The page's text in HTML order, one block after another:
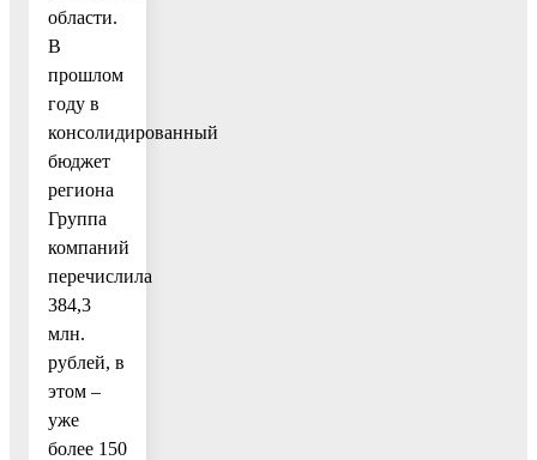
области.
В
прошлом
году в
консолидированный
бюджет
региона
Группа
компаний
перечислила
384,3
млн.
рублей, в
этом –
уже
более 150